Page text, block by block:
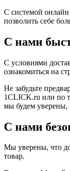
С системой
позволить себе
С нами
С условиями
ознакомиться на
Не забудьте
1CLICK.ru или по
мы будем уверены,
С нами
Мы уверены, что
товар.